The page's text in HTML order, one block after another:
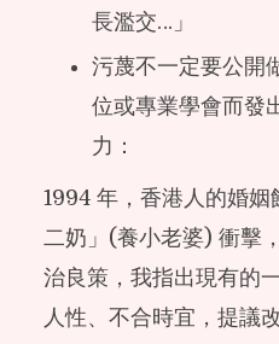
長濫交…」
污蔑不一定要公開
位或專業學會而發
力：
1994 年，香港人的婚
二奶」(養小老婆) 衝擊
治良策，我指出現有的
人性、不合時宜，提議